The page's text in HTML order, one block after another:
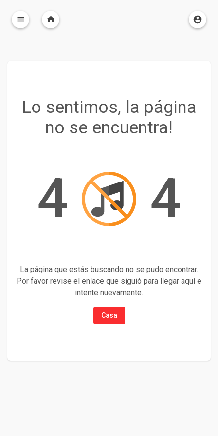
Lo sentimos, la página
no se encuentra!
4 4
La página que estás buscando no se pudo encontrar.
Por favor revise el enlace que siguió para llegar aquí e
intente nuevamente.
Casa